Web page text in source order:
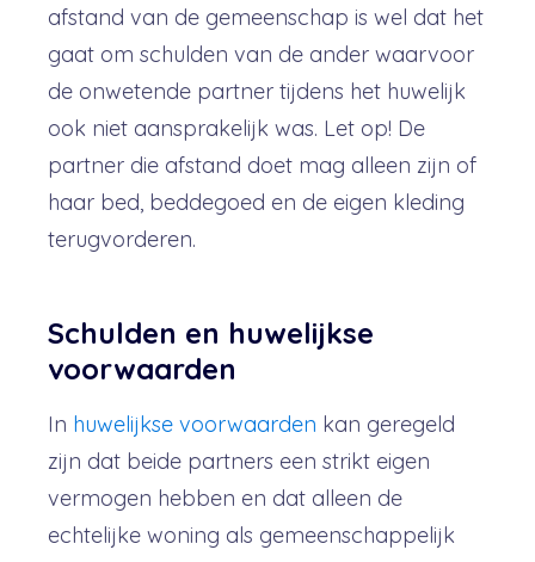
afstand van de gemeenschap is wel dat het
gaat om schulden van de ander waarvoor
de onwetende partner tijdens het huwelijk
ook niet aansprakelijk was. Let op! De
partner die afstand doet mag alleen zijn of
haar bed, beddegoed en de eigen kleding
terugvorderen.
Schulden en huwelijkse
voorwaarden
In huwelijkse voorwaarden kan geregeld
zijn dat beide partners een strikt eigen
vermogen hebben en dat alleen de
echtelijke woning als gemeenschappelijk